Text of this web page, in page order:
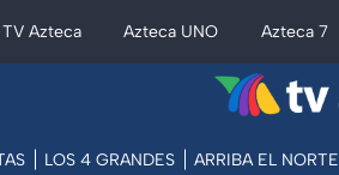
TV Azteca Azteca UNO Azteca 7
LOS 4 GRANDES ARRIBA EL NORTE